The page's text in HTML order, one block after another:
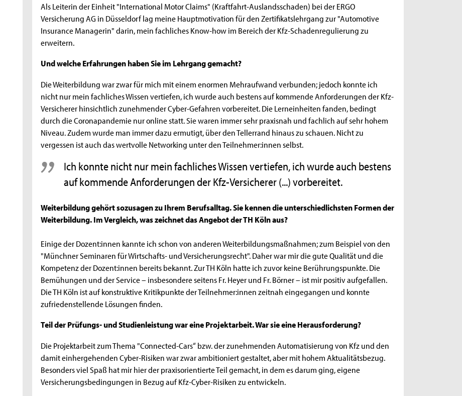
Als Leiterin der Einheit "International Motor Claims" (Kraftfahrt-Auslandsschaden) bei der ERGO
Versicherung AG in Düsseldorf lag meine Hauptmotivation für den Zertifikatslehrgang zur "Automotive
Insurance Managerin" darin, mein fachliches Know-how im Bereich der Kfz-Schadenregulierung zu
erweitern.
Und welche Erfahrungen haben Sie im Lehrgang gemacht?
Die Weiterbildung war zwar für mich mit einem enormen Mehraufwand verbunden; jedoch konnte ich
nicht nur mein fachliches Wissen vertiefen, ich wurde auch bestens auf kommende Anforderungen der Kfz-
Versicherer hinsichtlich zunehmender Cyber-Gefahren vorbereitet. Die Lerneinheiten fanden, bedingt
durch die Coronapandemie nur online statt. Sie waren immer sehr praxisnah und fachlich auf sehr hohem
Niveau. Zudem wurde man immer dazu ermutigt, über den Tellerrand hinaus zu schauen. Nicht zu
vergessen ist auch das wertvolle Networking unter den Teilnehmer:innen selbst.
Ich konnte nicht nur mein fachliches Wissen vertiefen, ich wurde auch bestens
auf kommende Anforderungen der Kfz-Versicherer (...) vorbereitet.
Weiterbildung gehört sozusagen zu Ihrem Berufsalltag. Sie kennen die unterschiedlichsten Formen der
Weiterbildung. Im Vergleich, was zeichnet das Angebot der TH Köln aus?
Einige der Dozent:innen kannte ich schon von anderen Weiterbildungsmaßnahmen; zum Beispiel von den
"Münchner Seminaren für Wirtschafts- und Versicherungsrecht". Daher war mir die gute Qualität und die
Kompetenz der Dozent:innen bereits bekannt. Zur TH Köln hatte ich zuvor keine Berührungspunkte. Die
Bemühungen und der Service – insbesondere seitens Fr. Heyer und Fr. Börner – ist mir positiv aufgefallen.
Die TH Köln ist auf konstruktive Kritikpunkte der Teilnehmer:innen zeitnah eingegangen und konnte
zufriedenstellende Lösungen finden.
Teil der Prüfungs- und Studienleistung war eine Projektarbeit. War sie eine Herausforderung?
Die Projektarbeit zum Thema "Connected-Cars“ bzw. der zunehmenden Automatisierung von Kfz und den
damit einhergehenden Cyber-Risiken war zwar ambitioniert gestaltet, aber mit hohem Aktualitätsbezug.
Besonders viel Spaß hat mir hier der praxisorientierte Teil gemacht, in dem es darum ging, eigene
Versicherungsbedingungen in Bezug auf Kfz-Cyber-Risiken zu entwickeln.